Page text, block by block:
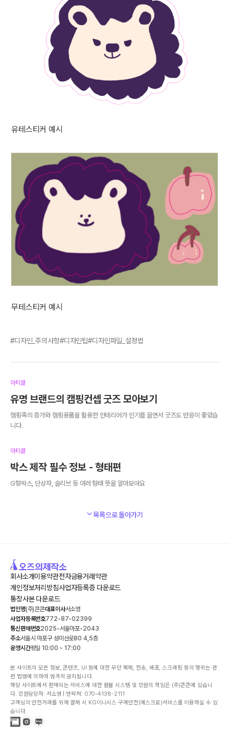
유테스티커 예시
무테스티커 예시
디자인_주의사항 디자인팁 디자인파일_설정법
아티클
유명 브랜드의 캠핑컨셉 굿즈 모아보기
캠핑족의 증가와 캠핑용품을 활용한 인테리어가 인기를 끌면서 굿즈도 반응이 좋았습
니다.
아티클
박스 제작 필수 정보 - 형태편
G형박스, 단상자, 슬리브 등 여러 형태 뜻을 알아보아요
목록으로 돌아가기
법인명(주)콘콘대표이사서소영
사업자등록번호772-87-02399
통신판매번호2025-서울마포-2043
주소서울시 마포구 성미산로80 4,5층
운영시간평일 10:00 ~ 17:00
회사소개이용약관전자금융거래약관
개인정보처리방침사업자등록증 다운로드
통장사본 다운로드
본 사이트의 모든 정보, 콘텐츠, UI 등에 대한 무단 복제, 전송, 배포, 스크래핑 등의 행위는 관
련 법령에 의하여 엄격히 금지됩니다.
해당 사이트에서 판매되는 서비스에 대한 환불 시스템 및 민원의 책임은 (주)콘콘에 있습니
다. 민원담당자: 서소영 | 연락처: 070-4138-2111
고객님의 안전거래를 위해 결제 시 KG이니시스 구매안전(에스크로)서비스를 이용하실 수 있
습니다.